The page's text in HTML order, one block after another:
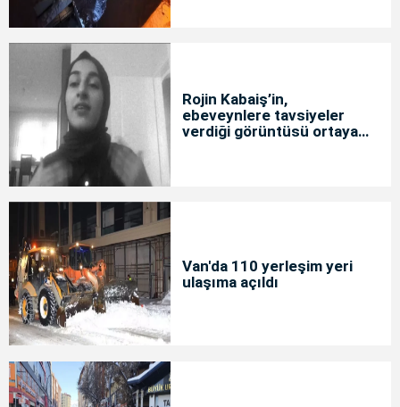
Rojin Kabaiş’in,
ebeveynlere tavsiyeler
verdiği görüntüsü ortaya
Van'da 110 yerleşim yeri
ulaşıma açıldı